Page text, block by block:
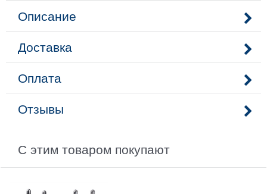
Описание
Доставка
Оплата
Отзывы
С этим товаром покупают